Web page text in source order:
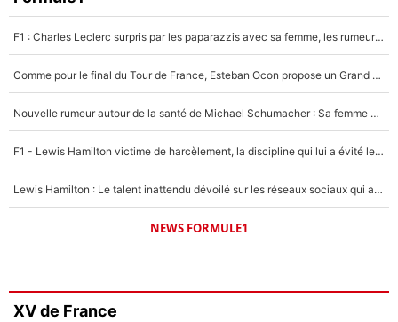
F1 : Charles Leclerc surpris par les paparazzis avec sa femme, les rumeurs étaient vraies !
Comme pour le final du Tour de France, Esteban Ocon propose un Grand Prix de Formule 1 à Paris : «Autour de l’Arc de Triomphe, ce serait génial» !
Nouvelle rumeur autour de la santé de Michael Schumacher : Sa femme Corinna sort du silence
F1 - Lewis Hamilton victime de harcèlement, la discipline qui lui a évité le pire : «J'aurais probablement mal tourné»
Lewis Hamilton : Le talent inattendu dévoilé sur les réseaux sociaux qui a impressionné Kim Kardashian pendant leurs vacances en amoureux !
NEWS FORMULE1
XV de France